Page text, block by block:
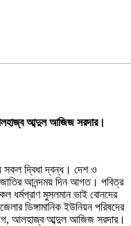
আব্দুল আজিজ সরদার।
সকল দ্বিধা দ্বন্ধ। দেশ ও
জাতির আনন্দময় দিন আগত। পবিত্র
ধর্মপ্রাণ মুসলমান ভাই বোনদের
ডিঙ্গামানিক ইউনিয়ন পরিষদের
আলহাজ্ব আব্দুল আজিজ সরদার।